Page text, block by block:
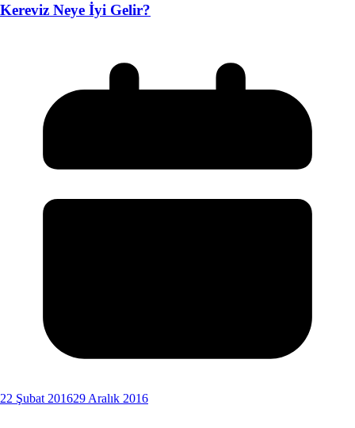
Kereviz Neye İyi Gelir?
22 Şubat 201629 Aralık 2016